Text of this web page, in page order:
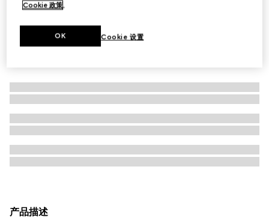
产品描述
Cookie 政策。
Cookie 设置
OK